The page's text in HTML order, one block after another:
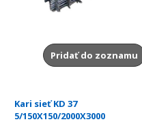
Pridať do zoznamu
Kari sieť KD 37
5/150X150/2000X3000